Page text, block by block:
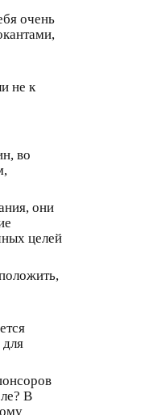
очень
не к
во
они
целей
В